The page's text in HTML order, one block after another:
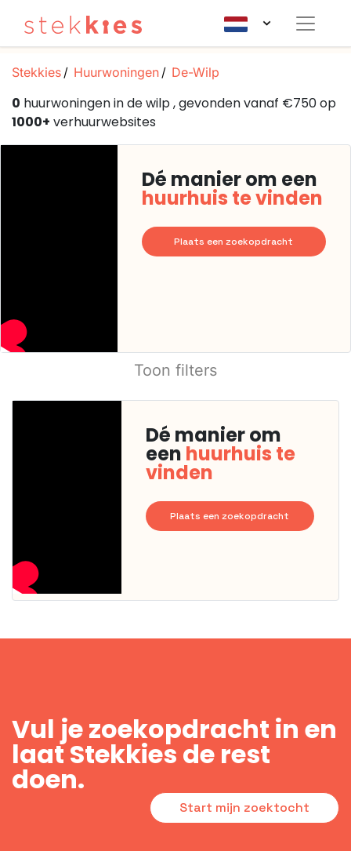
Stekkies Huurwoningen De-Wilp
0 huurwoningen in de wilp , gevonden vanaf €750 op
1000+ verhuurwebsites
Dé manier om een
huurhuis te vinden
Plaats een zoekopdracht
Toon filters
Dé manier om
een huurhuis te
vinden
Plaats een zoekopdracht
Vul je zoekopdracht in en
laat Stekkies de rest
doen.
Start mijn zoektocht